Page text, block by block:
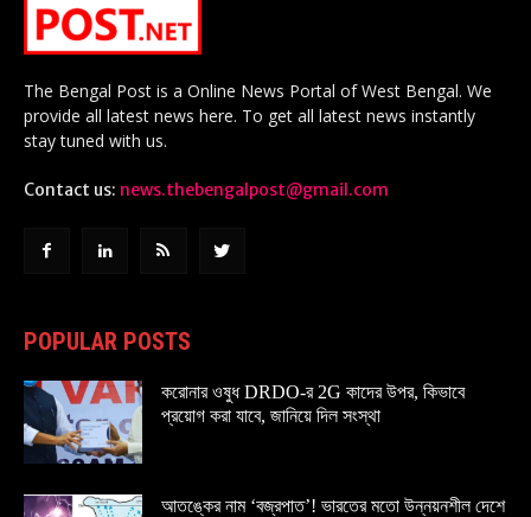
The Bengal Post is a Online News Portal of West Bengal. We
provide all latest news here. To get all latest news instantly
stay tuned with us.
Contact us: news.thebengalpost@gmail.com
POPULAR POSTS
করোনার ওষুধ DRDO-র 2G কাদের উপর, কিভাবে
প্রয়োগ করা যাবে, জানিয়ে দিল সংস্থা
আতঙ্কের নাম ‘বজ্রপাত’! ভারতের মতো উন্নয়নশীল দেশে